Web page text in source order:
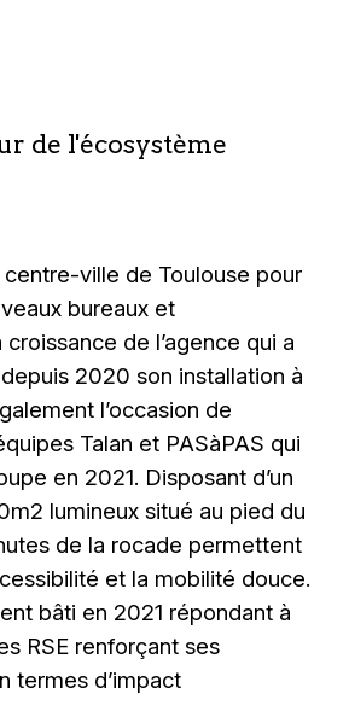
de l'écosystème
centre-ville de Toulouse pour
bureaux et
de l’agence qui a
2020 son installation à
l’occasion de
Talan et PASàPAS qui
en 2021. Disposant d’un
lumineux situé au pied du
de la rocade permettent
et la mobilité douce.
bâti en 2021 répondant à
RSE renforçant ses
termes d’impact